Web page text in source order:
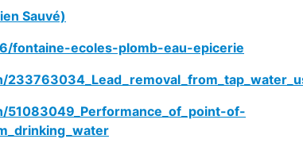
Sauvé)
fontaine-ecoles-plomb-eau-epicerie
of-